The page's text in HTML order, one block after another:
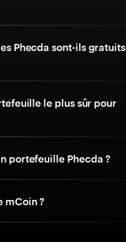
Phecda sont-ils gratuits
le plus sûr pour
portefeuille Phecda ?
mCoin ?